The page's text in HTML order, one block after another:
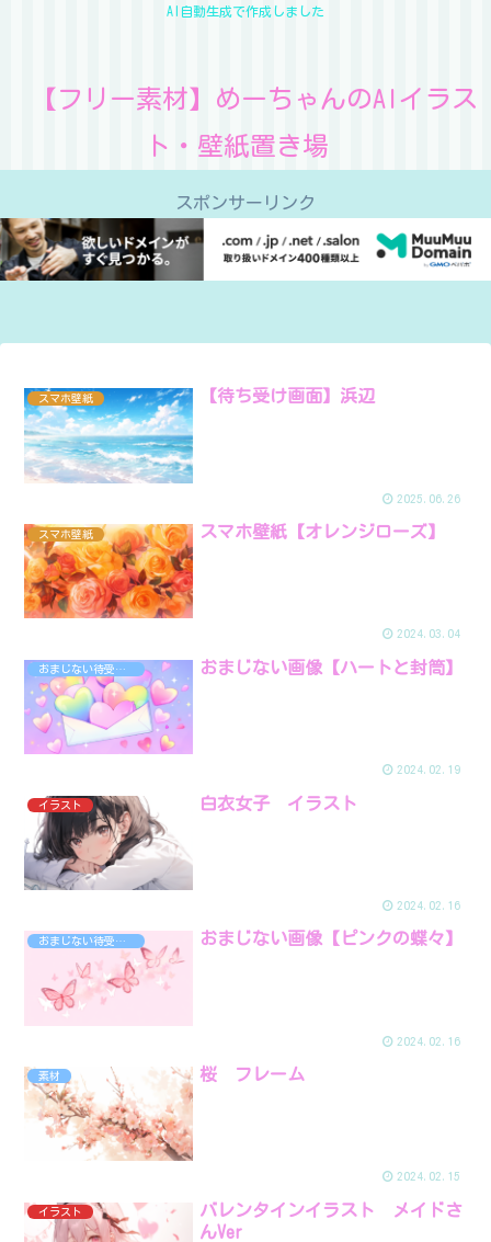
AI自動生成で作成しました
【フリー素材】めーちゃんのAIイラス
ト・壁紙置き場
スポンサーリンク
スマホ壁紙 【待ち受け画面】浜辺
2025.06.26
スマホ壁紙 スマホ壁紙【オレンジローズ】
2024.03.04
おまじない待受画像 おまじない画像【ハートと封筒】
2024.02.19
イラスト 白衣女子 イラスト
2024.02.16
おまじない待受画像 おまじない画像【ピンクの蝶々】
2024.02.16
素材 桜 フレーム
2024.02.15
イラスト
バレンタインイラスト メイドさ
んVer